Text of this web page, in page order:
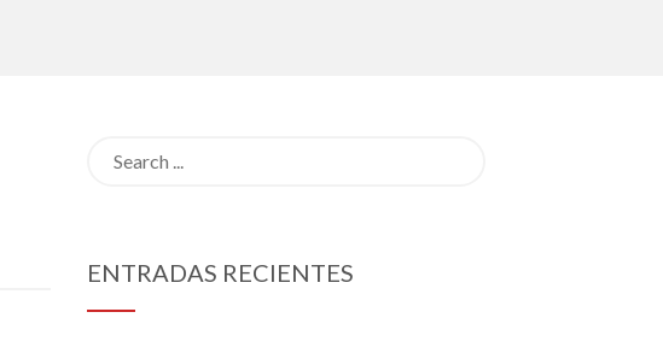
ENTRADAS RECIENTES